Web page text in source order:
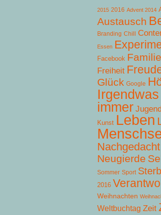
2015 2016 Advent 2014
Austausch
Branding Chill
Essen
Facebook Familie
Freiheit
Glück Google
immer
Kunst Leben
Nachgedacht
Neugierde
Sommer Sport
2016
Weihnachten
Weltbuchtag Zeit